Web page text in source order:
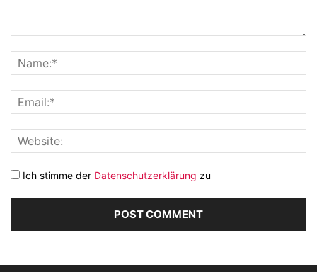
Ich stimme der Datenschutzerklärung zu